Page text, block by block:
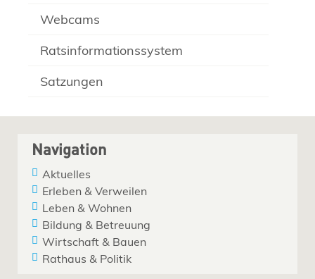
Webcams
Ratsinformationssystem
Satzungen
Navigation
Aktuelles
Erleben & Verweilen
Leben & Wohnen
Bildung & Betreuung
Wirtschaft & Bauen
Rathaus & Politik